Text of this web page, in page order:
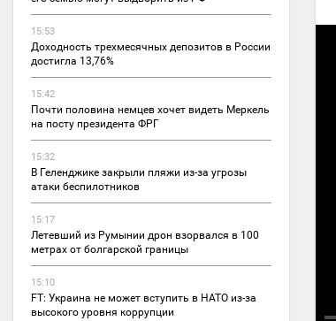
15:53
Доходность трехмесячных депозитов в России
достигла 13,76%
15:42
Почти половина немцев хочет видеть Меркель
на посту президента ФРГ
15:32
В Геленджике закрыли пляжи из-за угрозы
атаки беспилотников
15:17
Летевший из Румынии дрон взорвался в 100
метрах от болгарской границы
15:10
FT: Украина не может вступить в НАТО из-за
высокого уровня коррупции